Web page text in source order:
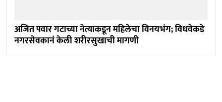
अजित पवार गटाच्या नेत्याकडून महिलेचा विनयभंग; विधवेकडे
नगरसेवकानं केली शरीरसुखाची मागणी